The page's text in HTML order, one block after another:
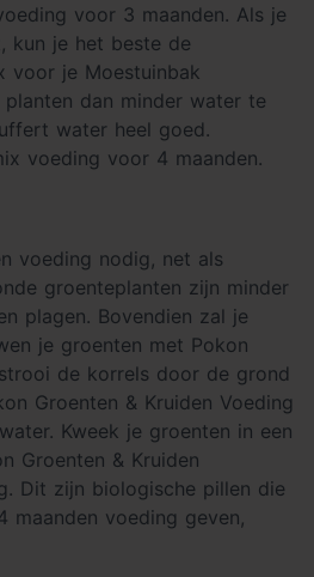
voor 3 maanden. Als je
kun je het beste de
voor je Moestuinbak
dan minder water te
water heel goed.
voeding voor 4 maanden.
voeding nodig, net als
groenteplanten zijn minder
plagen. Bovendien zal je
je groenten met Pokon
de korrels door de grond
Groenten & Kruiden Voeding
Kweek je groenten in een
Groenten & Kruiden
Dit zijn biologische pillen die
voeding geven,